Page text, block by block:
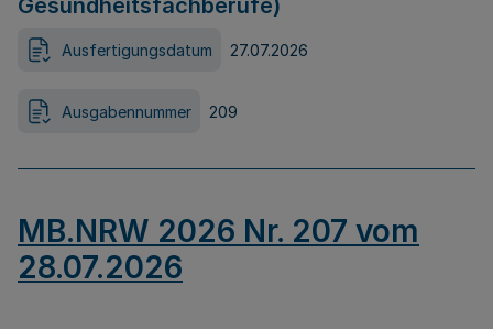
Gesundheitsfachberufe)
Ausfertigungsdatum 27.07.2026
Ausgabennummer 209
MB.NRW 2026 Nr. 207 vom
28.07.2026